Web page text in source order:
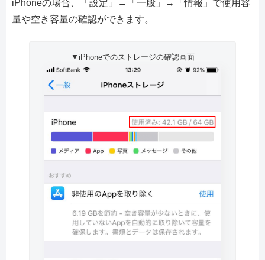
iPhoneの場合、「設定」→「一般」→「情報」で使用容
量や空き容量の確認ができます。
▼iPhoneでのストレージの確認画面